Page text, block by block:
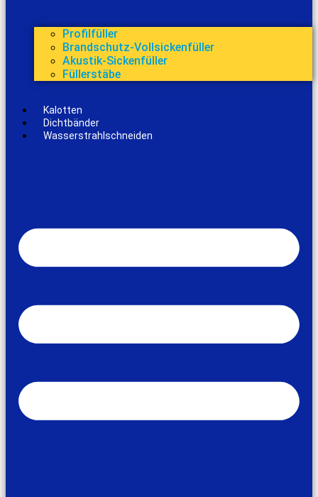
Profilfüller
Brandschutz-Vollsickenfüller
Akustik-Sickenfüller
Füllerstäbe
Kalotten
Dichtbänder
Wasserstrahlschneiden